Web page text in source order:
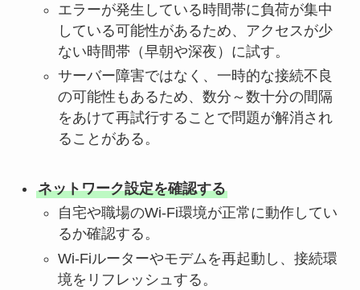
エラーが発生している時間帯に負荷が集中
している可能性があるため、アクセスが少
ない時間帯（早朝や深夜）に試す。
サーバー障害ではなく、一時的な接続不良
の可能性もあるため、数分～数十分の間隔
をあけて再試行することで問題が解消され
ることがある。
ネットワーク設定を確認する
自宅や職場のWi-Fi環境が正常に動作してい
るか確認する。
Wi-Fiルーターやモデムを再起動し、接続環
境をリフレッシュする。